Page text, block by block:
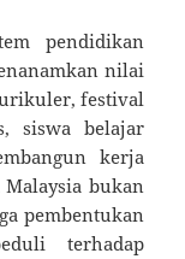
pendidikan
nilai
festival
siswa belajar
kerja
bukan
pembentukan
terhadap